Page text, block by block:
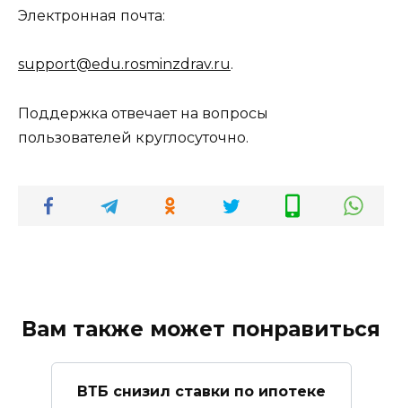
Электронная почта:
support@edu.rosminzdrav.ru.
Поддержка отвечает на вопросы
пользователей круглосуточно.
Вам также может понравиться
ВТБ снизил ставки по ипотеке